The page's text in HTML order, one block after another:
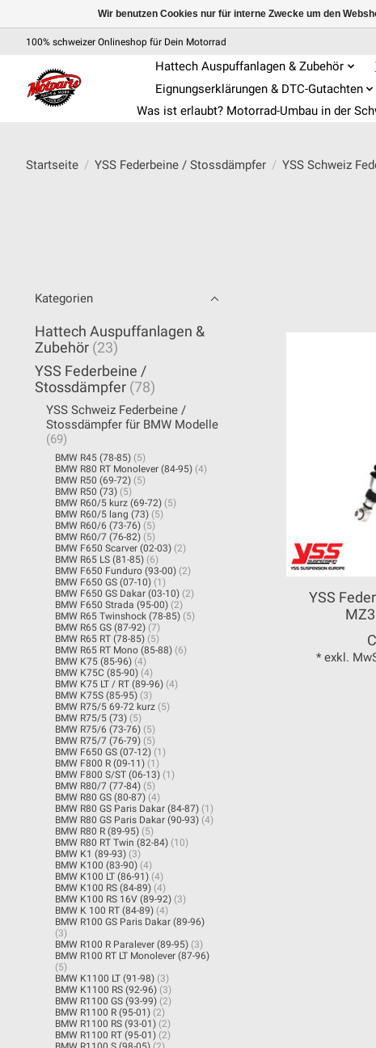
100% schweizer Onlineshop für Dein Motorrad
Hattech Auspuffanlagen & Zubehör
Eignungserklärungen & DTC-Gutachten
Was ist erlaubt? Motorrad-Umbau in der
Startseite / YSS Federbeine / Stossdämpfer / YSS Schweiz
Kategorien
Hattech Auspuffanlagen &
Zubehör (23)
YSS Federbeine /
Stossdämpfer (78)
YSS Schweiz Federbeine /
Stossdämpfer für BMW Modelle
(69)
BMW R45 (78-85) (5)
BMW R80 RT Monolever (84-95) (4)
BMW R50 (69-72) (5)
BMW R50 (73) (5)
BMW R60/5 kurz (69-72) (5)
BMW R60/5 lang (73) (5)
BMW R60/6 (73-76) (5)
BMW R60/7 (76-82) (5)
BMW F650 Scarver (02-03) (2)
BMW R65 LS (81-85) (6)
BMW F650 Funduro (93-00) (2)
BMW F650 GS (07-10) (1)
BMW F650 GS Dakar (03-10) (2)
BMW F650 Strada (95-00) (2)
BMW R65 Twinshock (78-85) (5)
BMW R65 GS (87-92) (7)
BMW R65 RT (78-85) (5)
BMW R65 RT Mono (85-88) (6)
BMW K75 (85-96) (4)
BMW K75C (85-90) (4)
BMW K75 LT / RT (89-96) (4)
BMW K75S (85-95) (3)
BMW R75/5 69-72 kurz (5)
BMW R75/5 (73) (5)
BMW R75/6 (73-76) (5)
BMW R75/7 (76-79) (5)
BMW F650 GS (07-12) (1)
BMW F800 R (09-11) (1)
BMW F800 S/ST (06-13) (1)
BMW R80/7 (77-84) (5)
BMW R80 GS (80-87) (4)
BMW R80 GS Paris Dakar (84-87) (1)
BMW R80 GS Paris Dakar (90-93) (4)
BMW R80 R (89-95) (5)
BMW R80 RT Twin (82-84) (10)
BMW K1 (89-93) (3)
BMW K100 (83-90) (4)
BMW K100 LT (86-91) (4)
BMW K100 RS (84-89) (4)
BMW K100 RS 16V (89-92) (3)
BMW K 100 RT (84-89) (4)
BMW R100 GS Paris Dakar (89-96)
(3)
BMW R100 R Paralever (89-95) (3)
BMW R100 RT LT Monolever (87-96)
(5)
BMW K1100 LT (91-98) (3)
BMW K1100 RS (92-96) (3)
BMW R1100 GS (93-99) (2)
BMW R1100 R (95-01) (2)
BMW R1100 RS (93-01) (2)
BMW R1100 RT (95-01) (2)
YSS
* exkl.
Wir benutzen Cookies nur für interne Zwecke um den